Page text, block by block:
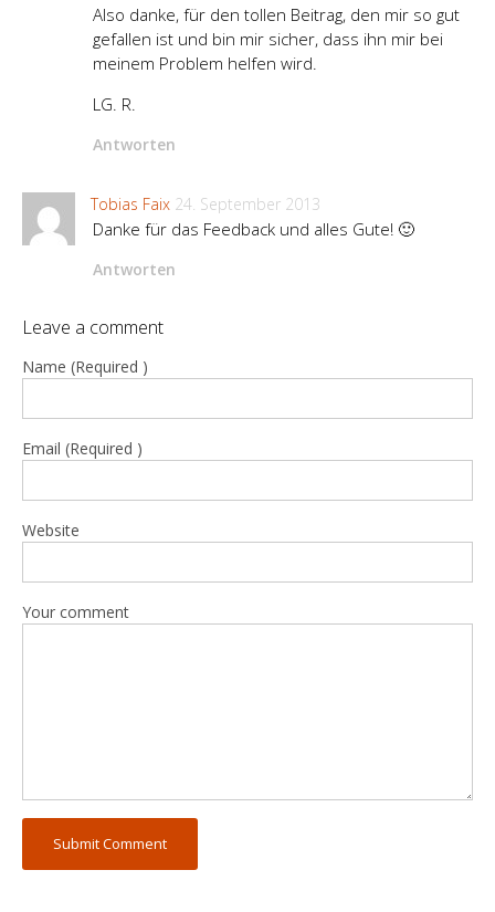
Also danke, für den tollen Beitrag, den mir so gut
gefallen ist und bin mir sicher, dass ihn mir bei
meinem Problem helfen wird.
LG. R.
Antworten
Tobias Faix 24. September 2013
Danke für das Feedback und alles Gute! 🙂
Antworten
Leave a comment
Name (Required )
Email (Required )
Website
Your comment